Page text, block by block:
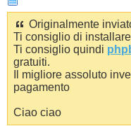
Originalmente
Ti consiglio di
Ti consiglio quindi
gratuiti.
Il migliore assoluto
pagamento
Ciao ciao